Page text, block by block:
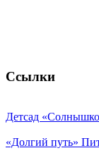
Ссылки
Детсад
«Долгий путь»